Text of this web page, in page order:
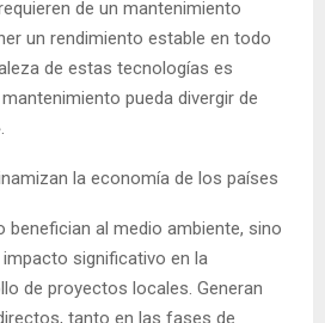
de un mantenimiento
un rendimiento estable en todo
de estas tecnologías es
pueda divergir de
la economía de los países
benefician al medio ambiente, sino
significativo en la
de proyectos locales. Generan
tanto en las fases de